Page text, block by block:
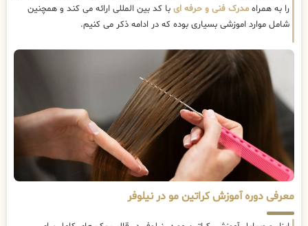
را به همراه مدرک فنی و حرفه ای با کد بین المللی ارائه می کند و همچنین
شامل موارد اموزشی بسیاری بوده که در ادامه ذکر می کنیم.
معرفی دوره آموزش کراتین مو در نیلوفر